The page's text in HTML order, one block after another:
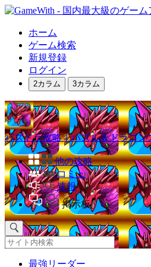
ホーム
ゲーム検索
新規登録
ログイン
2カラム 3カラム
パズドラ攻略｜パズル＆ドラゴン
他の攻略
コミュ
速報
掲示板
最強リーダー